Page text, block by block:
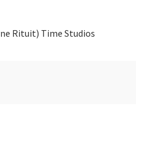
Rituit) Time Studios